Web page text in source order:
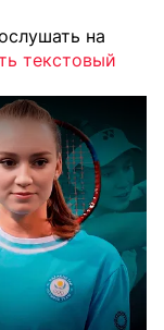
на
текстовый
YouTube